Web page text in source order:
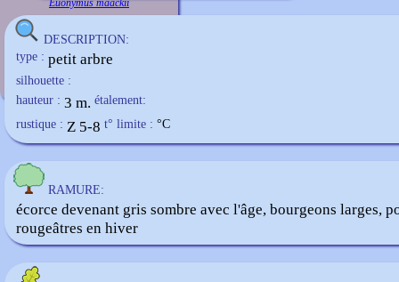
Euonymus maackii
DESCRIPTION:
type : petit arbre
silhouette :
hauteur : 3 m. étalement:
rustique : Z 5-8 t° limite : °C
RAMURE:
écorce devenant gris sombre avec l'âge, bourgeons larges,
rougeâtres en hiver